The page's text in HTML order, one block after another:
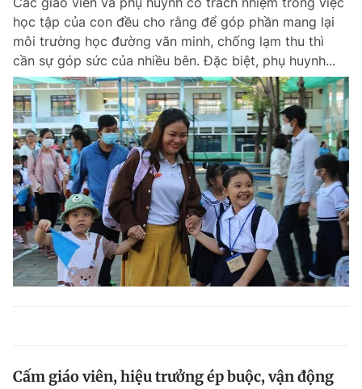
học tập của con đều cho rằng để góp phần mang lại
môi trường học đường văn minh, chống lạm thu thì
cần sự góp sức của nhiều bên. Đặc biệt, phụ huynh...
Cấm giáo viên, hiệu trưởng ép buộc, vận động